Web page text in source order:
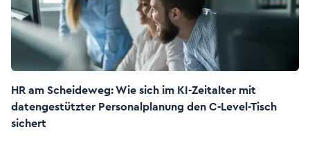
HR am Scheideweg: Wie sich im KI-Zeitalter mit
datengestützter Personalplanung den C-Level-Tisch
sichert